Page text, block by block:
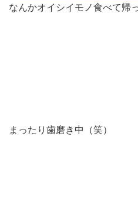
なんかオイシイモノ食べて帰
まったり歯磨き中（笑）